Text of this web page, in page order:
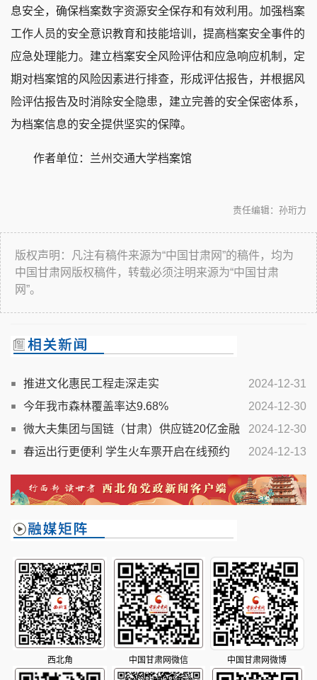
息安全，确保档案数字资源安全保存和有效利用。加强档案
工作人员的安全意识教育和技能培训，提高档案安全事件的
应急处理能力。建立档案安全风险评估和应急响应机制，定
期对档案馆的风险因素进行排查，形成评估报告，并根据风
险评估报告及时消除安全隐患，建立完善的安全保密体系，
为档案信息的安全提供坚实的保障。
作者单位：兰州交通大学档案馆
责任编辑：孙珩力
版权声明：凡注有稿件来源为“中国甘肃网”的稿件，均为
中国甘肃网版权稿件，转载必须注明来源为“中国甘肃
网”。
2024-12-31
推进文化惠民工程走深走实
2024-12-30
今年我市森林覆盖率达9.68%
2024-12-30
微大夫集团与国链（甘肃）供应链20亿金融
项目在兰启动
2024-12-13
春运出行更便利 学生火车票开启在线预约
西北角 中国甘肃网微信 中国甘肃网微博